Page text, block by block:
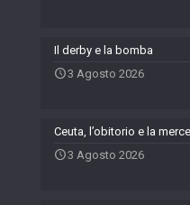
Il derby e la bomba
3 Agosto 2026
Ceuta, l’obitorio e la
3 Agosto 2026